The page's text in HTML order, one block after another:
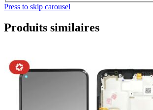
Press to skip carousel
Produits similaires